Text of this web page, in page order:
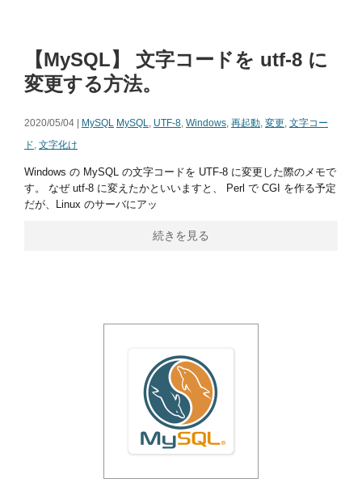
【MySQL】 文字コードを utf-8 に
変更する方法。
2020/05/04 | MySQL MySQL, UTF-8, Windows, 再起動, 変更, 文字コー
ド, 文字化け
Windows の MySQL の文字コードを UTF-8 に変更した際のメモで
す。 なぜ utf-8 に変えたかといいますと、 Perl で CGI を作る予定
だが、Linux のサーバにアッ
続きを見る